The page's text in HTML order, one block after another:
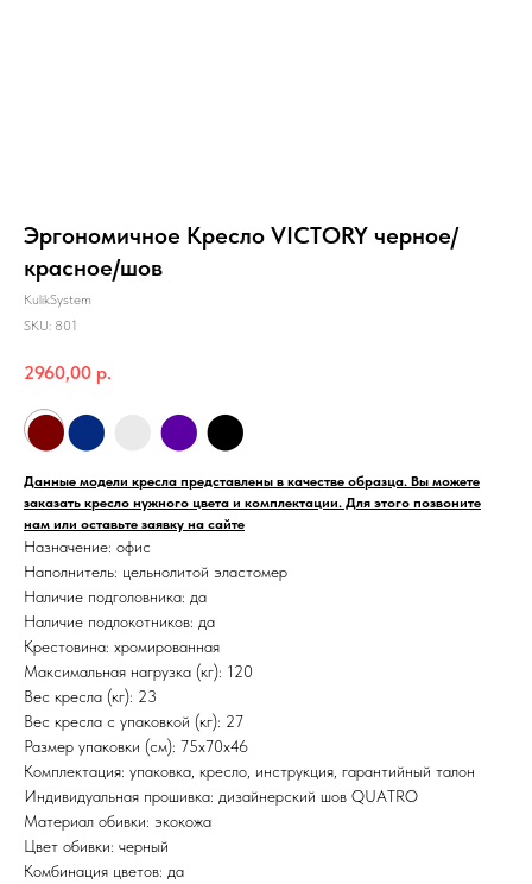
Эргономичное Кресло VICTORY черное/
красное/шов
KulikSystem
SKU: 801
2960,00 р.
⬤⬤ ⬤ ⬤
Данные модели кресла представлены в качестве образца. Вы можете
заказать кресло нужного цвета и комплектации. Для этого позвоните
нам или оставьте заявку на сайте
Назначение: офис
Наполнитель: цельнолитой эластомер
Наличие подголовника: да
Наличие подлокотников: да
Крестовина: хромированная
Максимальная нагрузка (кг): 120
Вес кресла (кг): 23
Вес кресла с упаковкой (кг): 27
Размер упаковки (см): 75х70х46
Комплектация: упаковка, кресло, инструкция, гарантийный талон
Индивидуальная прошивка: дизайнерский шов QUATRO
Материал обивки: экокожа
Цвет обивки: черный
Комбинация цветов: да